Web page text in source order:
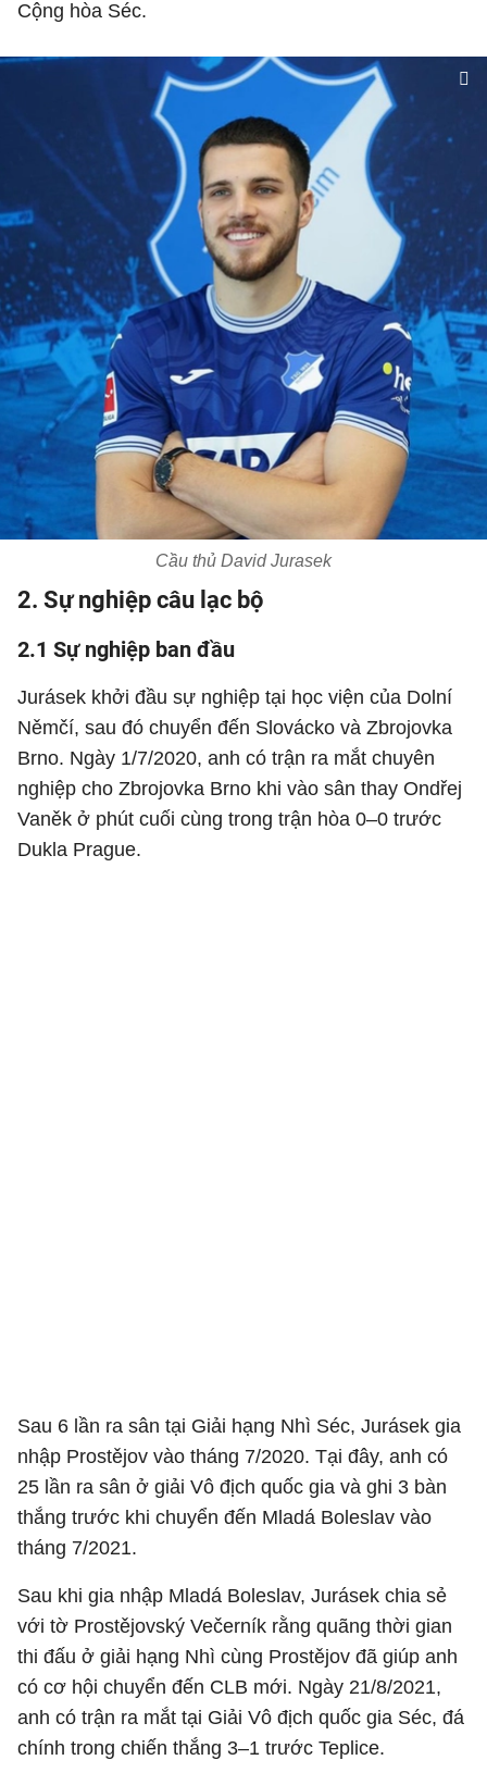
Cộng hòa Séc.
Cầu thủ David Jurasek
2. Sự nghiệp câu lạc bộ
2.1 Sự nghiệp ban đầu
Jurásek khởi đầu sự nghiệp tại học viện của Dolní
Němčí, sau đó chuyển đến Slovácko và Zbrojovka
Brno. Ngày 1/7/2020, anh có trận ra mắt chuyên
nghiệp cho Zbrojovka Brno khi vào sân thay Ondřej
Vaněk ở phút cuối cùng trong trận hòa 0–0 trước
Dukla Prague.
Sau 6 lần ra sân tại Giải hạng Nhì Séc, Jurásek gia
nhập Prostějov vào tháng 7/2020. Tại đây, anh có
25 lần ra sân ở giải Vô địch quốc gia và ghi 3 bàn
thắng trước khi chuyển đến Mladá Boleslav vào
tháng 7/2021.
Sau khi gia nhập Mladá Boleslav, Jurásek chia sẻ
với tờ Prostějovský Večerník rằng quãng thời gian
thi đấu ở giải hạng Nhì cùng Prostějov đã giúp anh
có cơ hội chuyển đến CLB mới. Ngày 21/8/2021,
anh có trận ra mắt tại Giải Vô địch quốc gia Séc, đá
chính trong chiến thắng 3–1 trước Teplice.